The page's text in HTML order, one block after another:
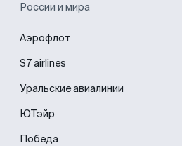
России и мира
Аэрофлот
S7 airlines
Уральские авиалинии
ЮТэйр
Победа